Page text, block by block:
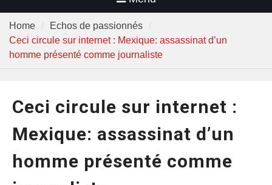
Home
Echos de passionnés
Ceci circule sur internet : Mexique: assassinat d’un
homme présenté comme journaliste
Ceci circule sur internet :
Mexique: assassinat d’un
homme présenté comme